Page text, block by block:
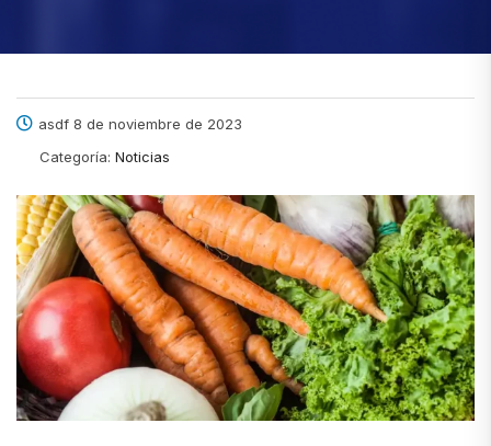
asdf 8 de noviembre de 2023
Categoría: Noticias